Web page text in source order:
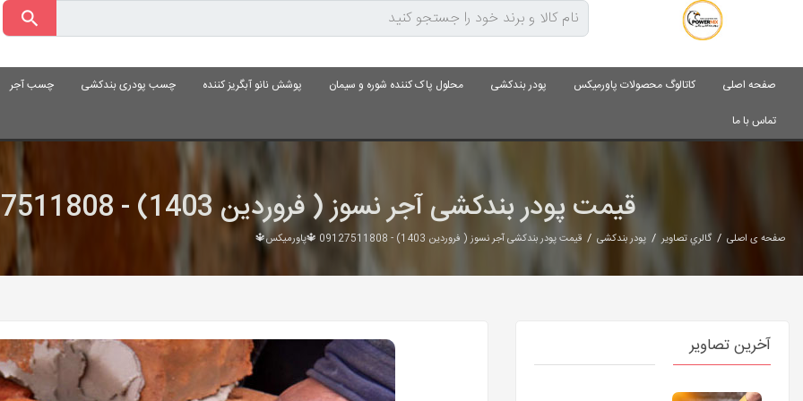
صفحه اصلی کاتالوگ محصولات پاورمیکس پودر بندکشی محلول پاک کننده شوره و سیمان پوشش نانو آبگریز کننده چسب پودری بندکشی
چسب آجر
تماس با ما
قیمت پودر بندکشی آجر نسوز ( فروردین 1403) - 09127511808 🔱پاورمیکس🔱
صفحه ی اصلی / گالري تصاوير/ پودر بندکشی / قیمت پودر بندکشی آجر نسوز ( فروردین 1403) - 09127511808 🔱پاورمیکس🔱
آخرین تصاویر